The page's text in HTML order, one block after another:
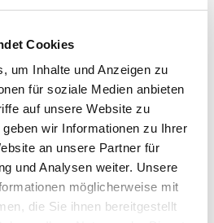
Cookies
um Inhalte und Anzeigen zu
für soziale Medien anbieten
auf unsere Website zu
wir Informationen zu Ihrer
an unsere Partner für
und Analysen weiter. Unsere
möglicherweise mit
die Sie ihnen bereitgestellt
e.V.
Details
Details